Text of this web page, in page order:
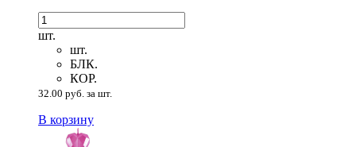
шт.
шт.
БЛК.
КОР.
32.00 руб. за шт.
В корзину